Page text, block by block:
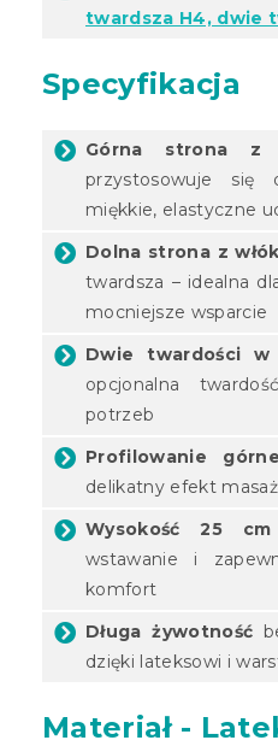
twardsza H4, dwie
Specyfikacja
Górna strona z
przystosowuje się
miękkie, elastyczne
Dolna strona z
twardsza – idealna
mocniejsze wsparcie
Dwie twardości w
opcjonalna
potrzeb
Profilowanie
delikatny efekt
Wysokość 25 cm
wstawanie i
komfort
Długa żywotność
dzięki lateksowi i
Materiał -